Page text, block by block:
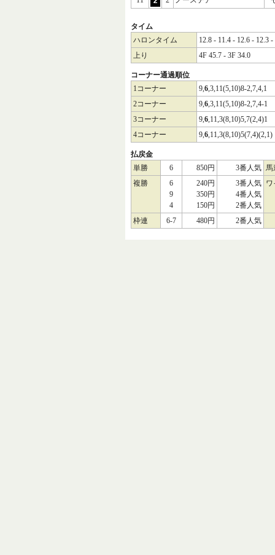
タイム
ハロンタイム
12.8 - 11.4 - 12.6 - 12.3
上り
4F 45.7 - 3F 34.0
コーナー通過順位
1コーナー
9,6,3,11(5,10)8-2,7,4,1
2コーナー
9,6,3,11(5,10)8-2,7,4-1
3コーナー
9,6,11,3(8,10)5,7(2,4)1
4コーナー
9,6,11,3(8,10)5(7,4)(2,1)
払戻金
単勝
6 850円 3番人気 馬
複勝
6
9
4
240円
350円
150円
3番人気
4番人気
2番人気
ワ
枠連 6-7 480円 2番人気